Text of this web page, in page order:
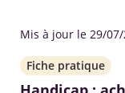
Mis à jour le 29/
Fiche pratique